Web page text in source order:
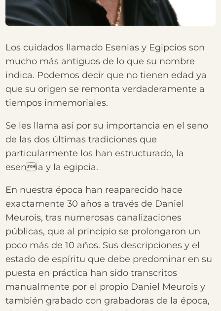
Los cuidados llamado Esenias y Egipcios son
mucho más antiguos de lo que su nombre
indica. Podemos decir que no tienen edad ya
que su origen se remonta verdaderamente a
tiempos inmemoriales.
Se les llama así por su importancia en el seno
de las dos últimas tradiciones que
particularmente los han estructurado, la
esenia y la egipcia.
En nuestra época han reaparecido hace
exactamente 30 años a través de Daniel
Meurois, tras numerosas canalizaciones
públicas, que al principio se prolongaron un
poco más de 10 años. Sus descripciones y el
estado de espíritu que debe predominar en su
puesta en práctica han sido transcritos
manualmente por el propio Daniel Meurois y
también grabado con grabadoras de la época,